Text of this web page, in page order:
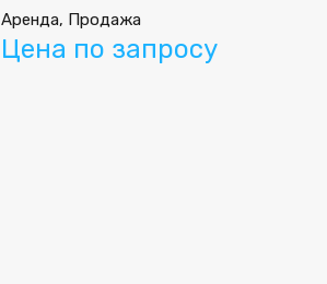
Аренда, Продажа
Цена по запросу